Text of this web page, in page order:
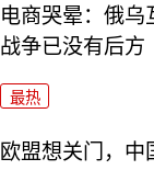
电商哭晕：俄乌
战争已没有后方
最热
欧盟想关门，中